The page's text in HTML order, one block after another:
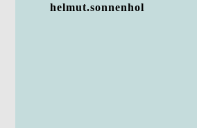
helmut.sonnenhol